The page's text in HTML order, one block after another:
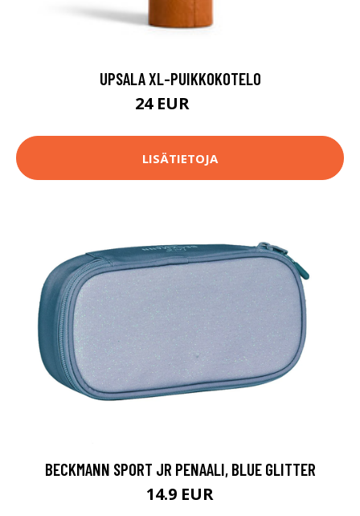
UPSALA XL-PUIKKOKOTELO
24 EUR
LISÄTIETOJA
BECKMANN SPORT JR PENAALI, BLUE GLITTER
14.9 EUR